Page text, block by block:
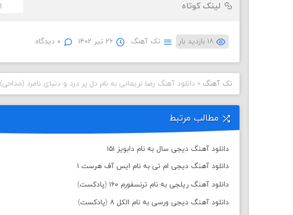
لینک کوتاه
۱۸ بازدید بار تک آهنگ ۲۶ تیر ۱۴۰۲ ۰ دیدگاه
تک آهنگ »دانلود آهنگ رضا نریمانی به نام دل پر درد و دنیای نامرد (مداحی)
مطالب مرتبط
دانلود آهنگ دیجی سال به نام دابویز ۱۵۱
دانلود آهنگ دیجی ام تی به نام ایس آف هرست ۱
دانلود آهنگ ریلجی به نام ترنسفورم ۱۶۰ (پادکست)
دانلود آهنگ دیجی ورسی به نام الکل ۸ (پادکست)